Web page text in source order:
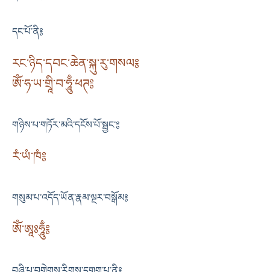
དང་པོ་ནི༔
རང་ཉིད་དབང་ཆེན་སྐུ་རུ་གསལ༔
ༀ་ཧ་ཡ་གྲཱི་བ་ཧཱུྃ་ཕཊ༔
གཉིས་པ་གཏོར་མའི་དངོས་པོ་སྦྱང་༔
རཾ་ཡཾ་ཁཾ༔
གསུམ་པ་འདོད་ཡོན་རྣམ་ལྔར་བསྒོམ༔
ཨོཾ་ཨཱཿཧཱུྃ༔